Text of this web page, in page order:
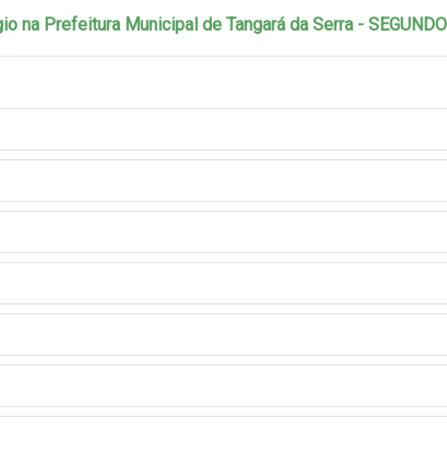
Prefeitura Municipal de Tangará da Serra -